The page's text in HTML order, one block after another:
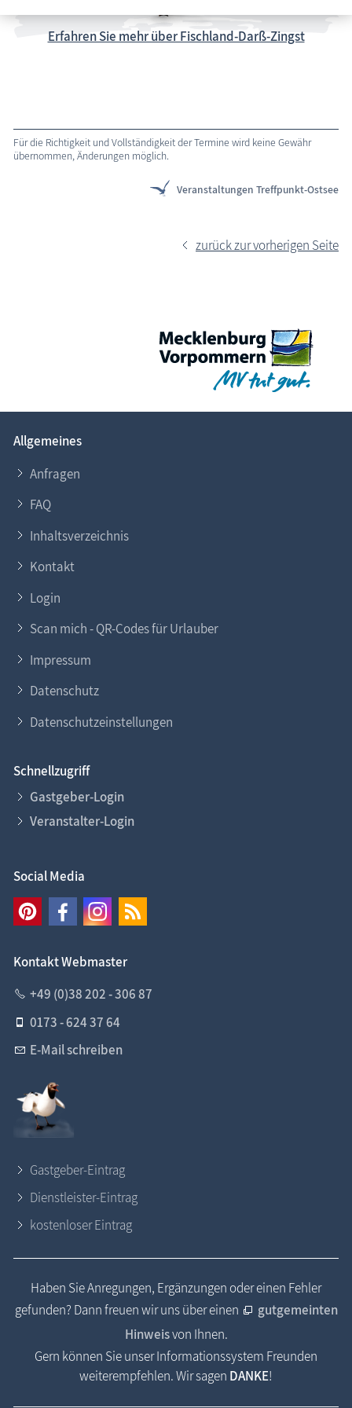
Erfahren Sie mehr über Fischland-Darß-Zingst
Für die Richtigkeit und Vollständigkeit der Termine wird keine Gewähr
übernommen, Änderungen möglich.
Veranstaltungen Treffpunkt-Ostsee
zurück zur vorherigen Seite
Allgemeines
Anfragen
FAQ
Inhaltsverzeichnis
Kontakt
Login
Scan mich - QR-Codes für Urlauber
Impressum
Datenschutz
Datenschutzeinstellungen
Schnellzugriff
Gastgeber-Login
Veranstalter-Login
Social Media
Kontakt Webmaster
+49 (0)38 202 - 306 87
0173 - 624 37 64
E-Mail schreiben
Gastgeber-Eintrag
Dienstleister-Eintrag
kostenloser Eintrag
Haben Sie Anregungen, Ergänzungen oder einen Fehler
gefunden? Dann freuen wir uns über einen
gutgemeinten
Hinweisvon Ihnen.
Gern können Sie unser Informationssystem Freunden
weiterempfehlen. Wir sagen DANKE!